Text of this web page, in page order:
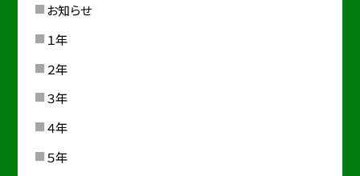
お知らせ
１年
２年
３年
４年
５年